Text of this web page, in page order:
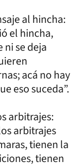
al hincha:
el hincha,
se deja
acá no hay
eso suceda”.
arbitrajes:
arbitrajes
tienen la
tienen